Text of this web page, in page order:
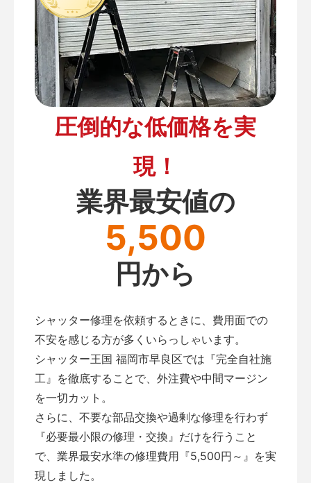
圧倒的な低価格を実
現！
業界最安値の
5,500
円から
シャッター修理を依頼するときに、費用面での
不安を感じる方が多くいらっしゃいます。
シャッター王国 福岡市早良区では『完全自社施
工』を徹底することで、外注費や中間マージン
を一切カット。
さらに、不要な部品交換や過剰な修理を行わず
『必要最小限の修理・交換』だけを行うこと
で、業界最安水準の修理費用『5,500円～』を実
現しました。